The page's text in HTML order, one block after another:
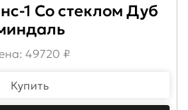
1 Со стеклом Дуб
49720 ₽
Купить